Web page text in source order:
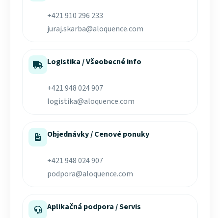
+421 910 296 233
juraj.skarba@aloquence.com
Logistika / Všeobecné info
+421 948 024 907
logistika@aloquence.com
Objednávky / Cenové ponuky
+421 948 024 907
podpora@aloquence.com
Aplikačná podpora / Servis